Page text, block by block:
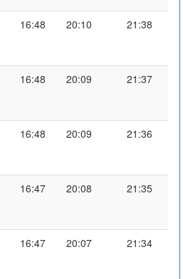
16:48 20:10 21:38
16:48 20:09 21:37
16:48 20:09 21:36
16:47 20:08 21:35
16:47 20:07 21:34